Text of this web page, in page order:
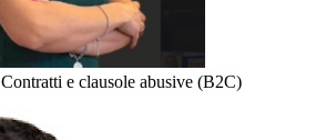
Contratti e clausole abusive (B2C)